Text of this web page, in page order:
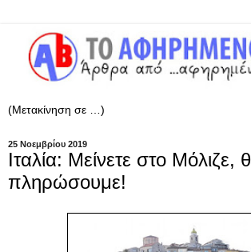
25 Νοεμβρίου 2019
Ιταλία: Μείνετε στο Μόλιζε,
πληρώσουμε!